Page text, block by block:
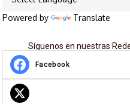
Powered by Translate
Síguenos en nuestras
Facebook